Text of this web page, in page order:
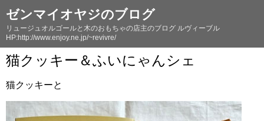
ゼンマイオヤジのブログ
リュージュオルゴールと木のおもちゃの店主のブログ ルヴィーブル
HP:http://www.enjoy.ne.jp/~revivre/
猫クッキー＆ふいにゃんシェ
猫クッキーと